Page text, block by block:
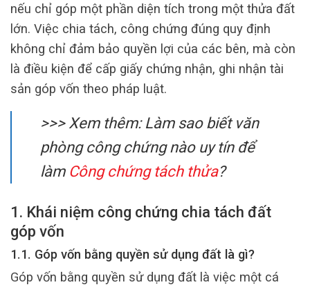
nếu chỉ góp một phần diện tích trong một thửa đất
lớn. Việc chia tách, công chứng đúng quy định
không chỉ đảm bảo quyền lợi của các bên, mà còn
là điều kiện để cấp giấy chứng nhận, ghi nhận tài
sản góp vốn theo pháp luật.
>>> Xem thêm: Làm sao biết văn
phòng công chứng nào uy tín để
làm Công chứng tách thửa?
1. Khái niệm công chứng chia tách đất
góp vốn
1.1. Góp vốn bằng quyền sử dụng đất là gì?
Góp vốn bằng quyền sử dụng đất là việc một cá